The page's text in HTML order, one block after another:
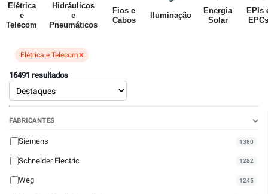
Elétrica
e
Telecom
Hidráulicos
e
Pneumáticos
Fios e
Cabos
Iluminação
Energia
Solar
EPIs
EPCs
Elétrica e Telecom×
16491 resultados
FABRICANTES
Siemens 1380
Schneider Electric 1282
Weg 1245